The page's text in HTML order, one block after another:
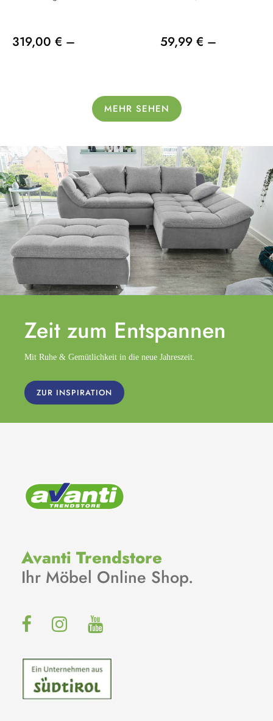
319,00 € – 59,99 € –
MEHR SEHEN
Zeit zum Entspannen
Mit Ruhe & Gemütlichkeit in die neue Jahreszeit.
ZUR INSPIRATION
Avanti Trendstore
Ihr Möbel Online Shop.